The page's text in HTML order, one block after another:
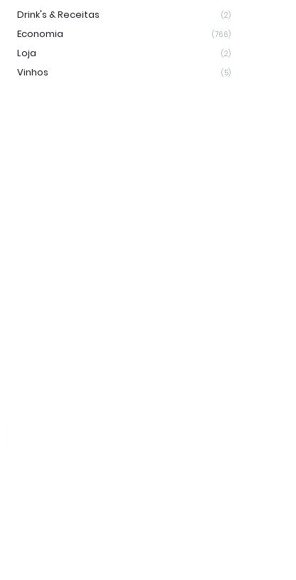
Drink's & Receitas (2)
Economia (766)
Loja (2)
Vinhos (5)